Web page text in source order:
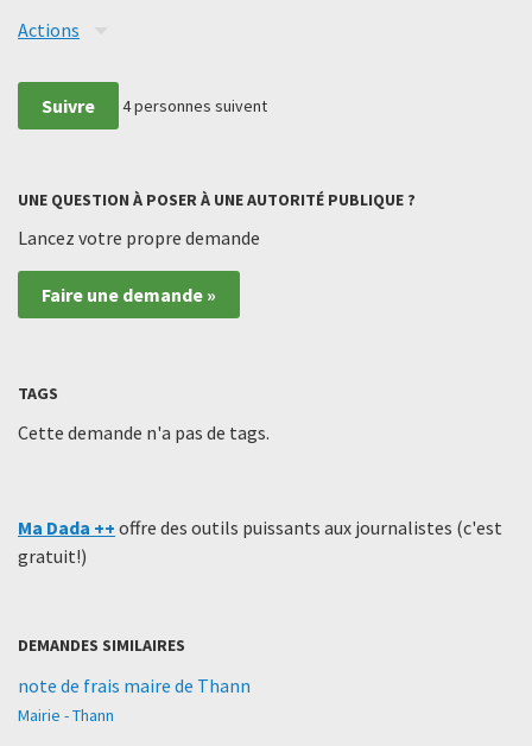
Actions
Suivre 4personnes suivent
UNE QUESTION À POSER À UNE AUTORITÉ PUBLIQUE ?
Lancez votre propre demande
Faire une demande »
TAGS
Cette demande n'a pas de tags.
Ma Dada ++ offre des outils puissants aux journalistes (c'est
gratuit!)
DEMANDES SIMILAIRES
note de frais maire de Thann
Mairie - Thann